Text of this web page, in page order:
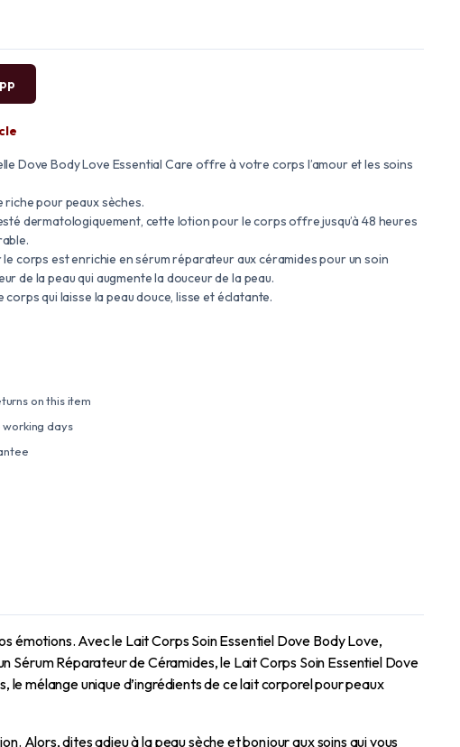
Dove Body Love Essential Care offre à votre corps l’amour et les soins
pour peaux sèches.
dermatologiquement, cette lotion pour le corps offre jusqu’à 48 heures
corps est enrichie en sérum réparateur aux céramides pour un soin
de la peau qui augmente la douceur de la peau.
corps qui laisse la peau douce, lisse et éclatante.
on this item
days
émotions. Avec le Lait Corps Soin Essentiel Dove Body Love,
Sérum Réparateur de Céramides, le Lait Corps Soin Essentiel Dove
le mélange unique d’ingrédients de ce lait corporel pour peaux
Alors, dites adieu à la peau sèche et bonjour aux soins qui vous